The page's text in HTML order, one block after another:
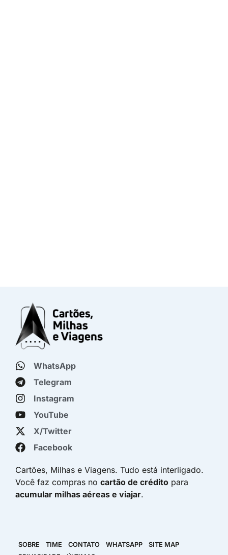
WhatsApp
Telegram
Instagram
YouTube
X/Twitter
Facebook
Cartões, Milhas e Viagens. Tudo está interligado.
Você faz compras no cartão de crédito para
acumular milhas aéreas e viajar.
SOBRE TIME CONTATO WHATSAPP
SITE MAP